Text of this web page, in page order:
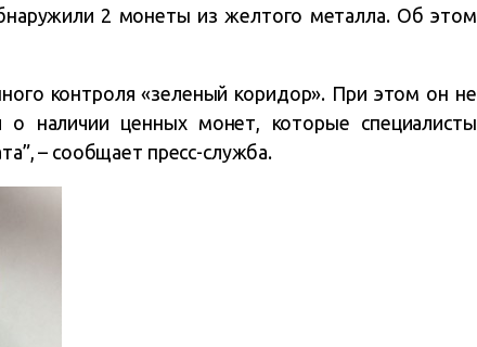
2 монеты из желтого металла. Об этом
контроля «зеленый коридор». При этом он не
наличии ценных монет, которые специалисты
– сообщает пресс-служба.